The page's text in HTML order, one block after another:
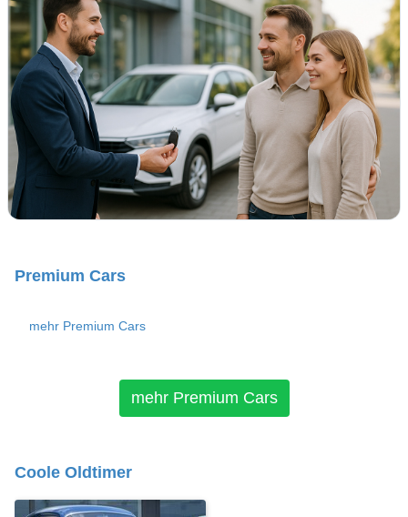
Premium Cars
mehr Premium Cars
mehr Premium Cars
Coole Oldtimer